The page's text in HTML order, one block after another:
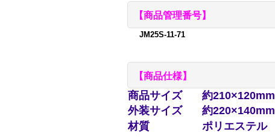
【商品管理番号】
JM25S-11-71
【商品仕様】
商品サイズ
約210×120mm
外装サイズ
約220×140mm
材質
ポリエステル